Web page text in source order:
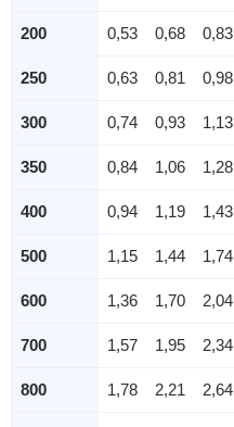
200 0,53 0,68 0,83
250 0,63 0,81 0,98
300 0,74 0,93 1,13
350 0,84 1,06 1,28
400 0,94 1,19 1,43
500 1,15 1,44 1,74
600 1,36 1,70 2,04
700 1,57 1,95 2,34
800 1,78 2,21 2,64